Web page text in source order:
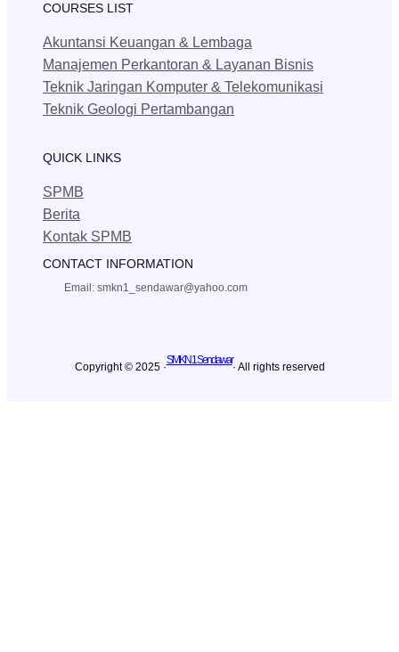
COURSES LIST
Akuntansi Keuangan & Lembaga
Manajemen Perkantoran & Layanan Bisnis
Teknik Jaringan Komputer & Telekomunikasi
Teknik Geologi Pertambangan
QUICK LINKS
SPMB
Berita
Kontak SPMB
CONTACT INFORMATION
Email: smkn1_sendawar@yahoo.com
Copyright © 2025 ·
SMKN 1 Sendawar
· All rights reserved